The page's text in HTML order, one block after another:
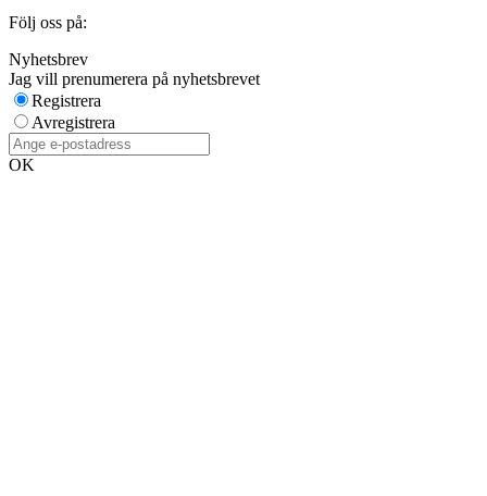
Följ oss på:
Nyhetsbrev
Jag vill prenumerera på nyhetsbrevet
Registrera
Avregistrera
OK